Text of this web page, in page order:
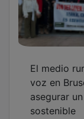
El medio
voz en
asegurar
sostenible